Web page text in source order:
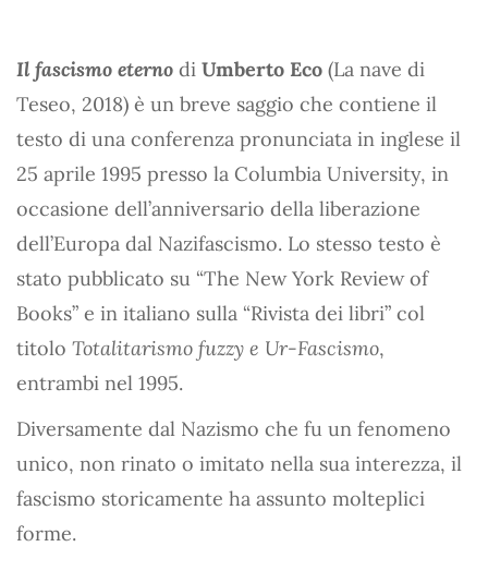
Il fascismo eterno di Umberto Eco (La nave di
Teseo, 2018) è un breve saggio che contiene il
testo di una conferenza pronunciata in inglese il
25 aprile 1995 presso la Columbia University, in
occasione dell’anniversario della liberazione
dell’Europa dal Nazifascismo. Lo stesso testo è
stato pubblicato su “The New York Review of
Books” e in italiano sulla “Rivista dei libri” col
titolo Totalitarismo fuzzy e Ur-Fascismo,
entrambi nel 1995.
Diversamente dal Nazismo che fu un fenomeno
unico, non rinato o imitato nella sua interezza, il
fascismo storicamente ha assunto molteplici
forme.